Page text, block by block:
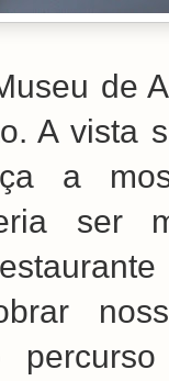
de
A vista
a
ser